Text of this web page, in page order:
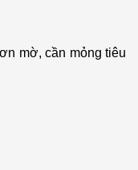
mờ, cần mỏng tiêu